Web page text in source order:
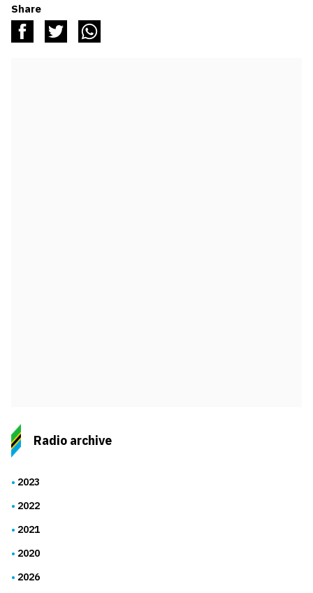
Share
Radio archive
2023
2022
2021
2020
2026